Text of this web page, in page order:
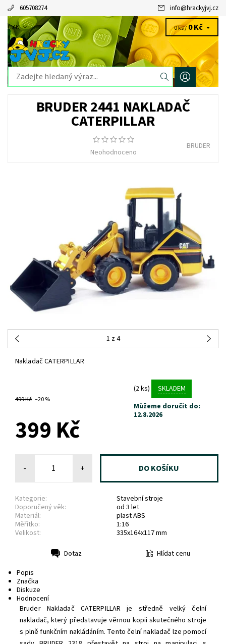
605708274 info@hrackyjvj.cz
CZK 0 ks /0 Kč
BRUDER 2441 NAKLADAČ
CATERPILLAR
Neohodnoceno
BRUDER
1 z 4
Nakladač CATERPILLAR
499 Kč –20 %
(2 ks)
SKLADEM
Můžeme doručit do:
12.8.2026
399 Kč
- +
Kategorie:
Stavební stroje
Doporučený věk:
od 3 let
Materiál:
plast ABS
Měřítko:
1:16
Velikost:
335x164x117 mm
Dotaz
Hlídat cenu
Popis
Značka
Diskuze
Hodnocení
Bruder Nakladač CATERPILLAR je středně velký čelní
nakladač, který představuje věrnou kopii skutečného stroje
s plně funkčním nakládáním. Tento čelní nakladač lze pomocí